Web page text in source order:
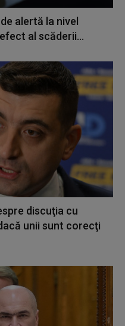
alertă la nivel
al scăderii...
discuţia cu
unii sunt corecţi